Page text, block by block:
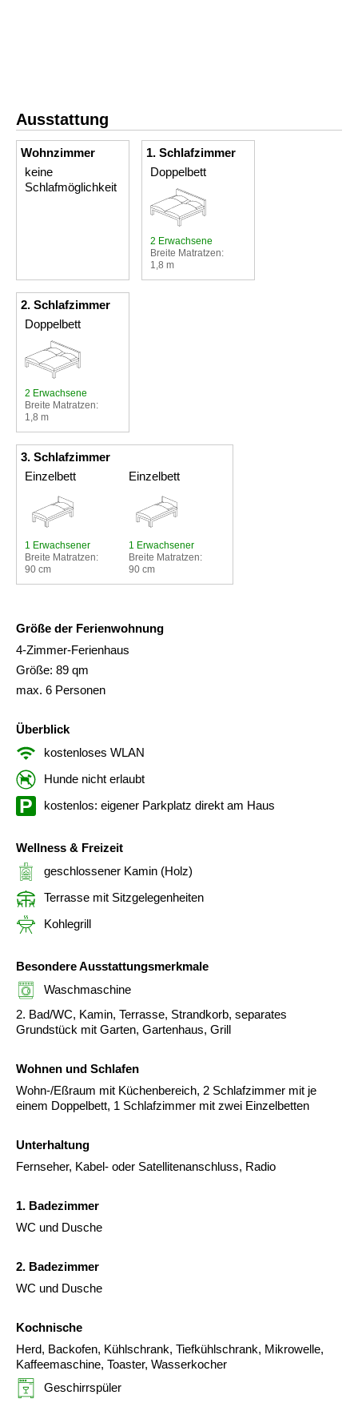
Ausstattung
Wohnzimmer
keine
Schlafmöglichkeit
1. Schlafzimmer
Doppelbett
2 Erwachsene
Breite Matratzen:
1,8 m
2. Schlafzimmer
Doppelbett
2 Erwachsene
Breite Matratzen:
1,8 m
3. Schlafzimmer
Einzelbett
1 Erwachsener
Breite Matratzen:
90 cm
Einzelbett
1 Erwachsener
Breite Matratzen:
90 cm
Größe der Ferienwohnung
4-Zimmer-Ferienhaus
Größe: 89 qm
max. 6 Personen
Überblick
kostenloses WLAN
Hunde nicht erlaubt
kostenlos: eigener Parkplatz direkt am Haus
Wellness & Freizeit
geschlossener Kamin (Holz)
Terrasse mit Sitzgelegenheiten
Kohlegrill
Besondere Ausstattungsmerkmale
Waschmaschine
2. Bad/WC, Kamin, Terrasse, Strandkorb, separates
Grundstück mit Garten, Gartenhaus, Grill
Wohnen und Schlafen
Wohn-/Eßraum mit Küchenbereich, 2 Schlafzimmer mit je
einem Doppelbett, 1 Schlafzimmer mit zwei Einzelbetten
Unterhaltung
Fernseher, Kabel- oder Satellitenanschluss, Radio
1. Badezimmer
WC und Dusche
2. Badezimmer
WC und Dusche
Kochnische
Herd, Backofen, Kühlschrank, Tiefkühlschrank, Mikrowelle,
Kaffeemaschine, Toaster, Wasserkocher
Geschirrspüler